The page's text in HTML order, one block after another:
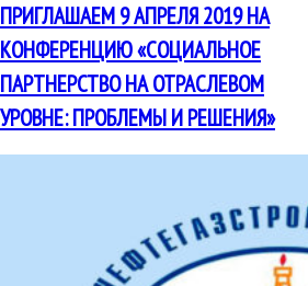
ПРИГЛАШАЕМ 9 АПРЕЛЯ 2019 НА
КОНФЕРЕНЦИЮ «СОЦИАЛЬНОЕ
ПАРТНЕРСТВО НА ОТРАСЛЕВОМ
УРОВНЕ: ПРОБЛЕМЫ И РЕШЕНИЯ»